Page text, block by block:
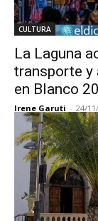
CULTURA
La Laguna
transporte y
en Blanco
Irene Garuti - 24/